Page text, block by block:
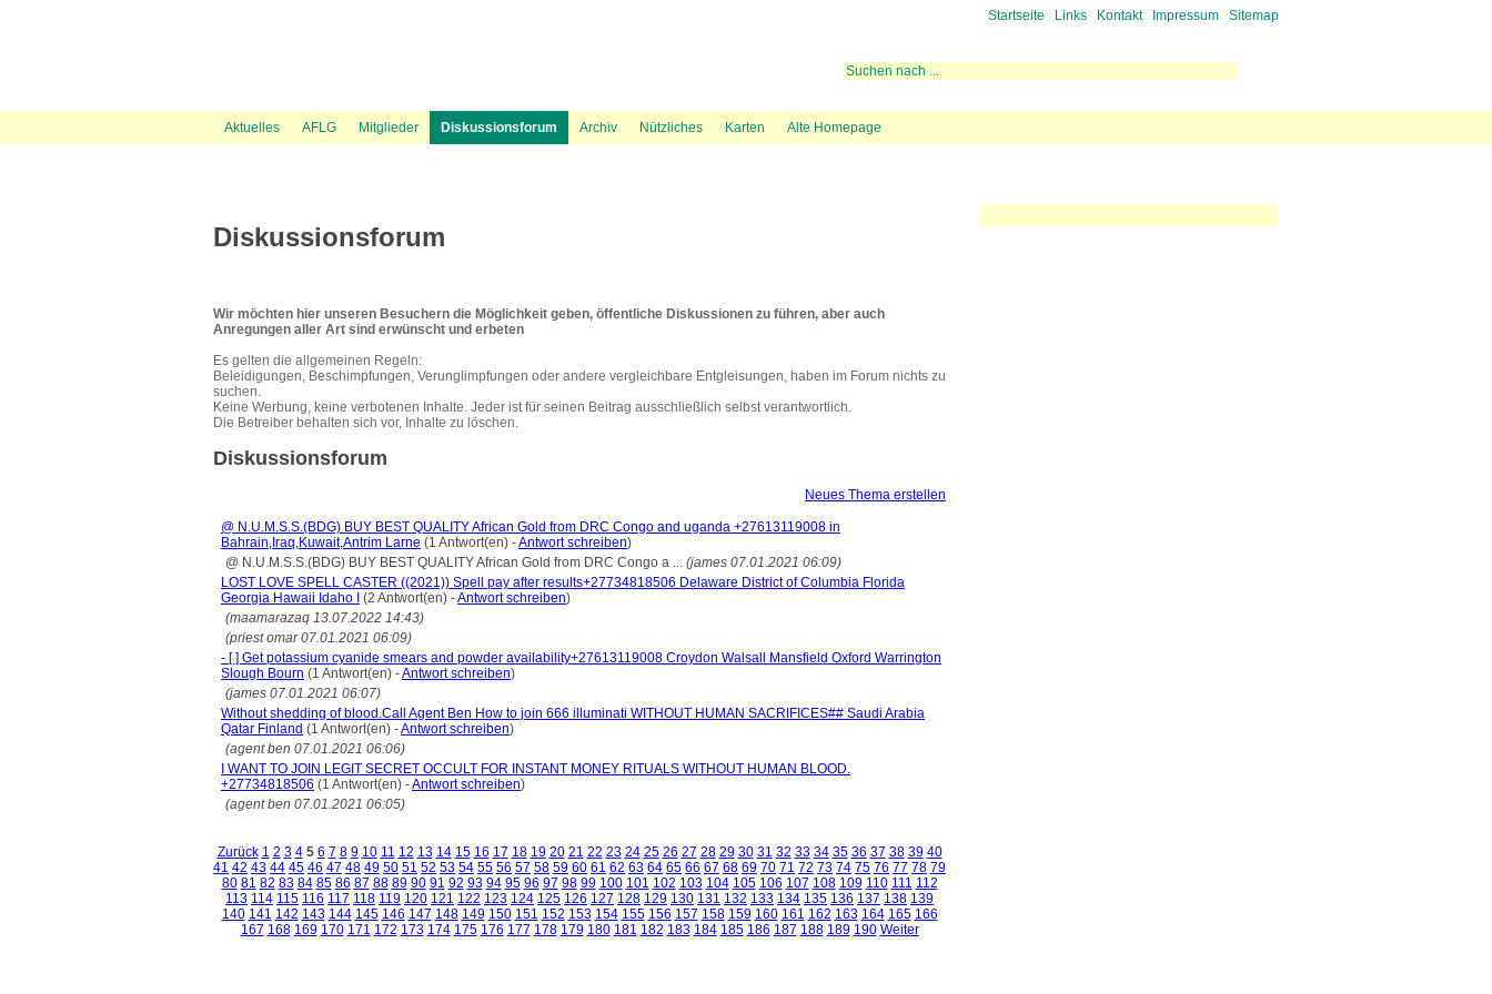
Startseite Links Kontakt| Impressum Sitemap
Aktuelles AFLG Mitglieder Diskussionsforum Archiv Nützliches Karten Alte Homepage
News Ticker UVP Verfahren Laufende rechtliche Aktivitäten
Über uns Information Gästebuch
UVP Unterlagen Amtshaftungsklage Mediation
Politik Presse Recht
Flugspuren Flugwetter Austrowetter Fluglärmmessung des DFLD Hintergrundinformation Beschwerde über Fluglaerm
Flugbeschränkungsgebiet Wien UVE Flugrouten Bevölkerungsdichte und Flugspuren Lärmteppiche Starts
Diskussionsforum
Wir möchten hier unseren Besuchern die Möglichkeit geben, öffentliche Diskussionen zu führen, aber auch
Anregungen aller Art sind erwünscht und erbeten
Es gelten die allgemeinen Regeln:
Beleidigungen, Beschimpfungen, Verunglimpfungen oder andere vergleichbare Entgleisungen, haben im Forum nichts zu
suchen.
Keine Werbung, keine verbotenen Inhalte. Jeder ist für seinen Beitrag ausschließlich selbst verantwortlich.
Die Betreiber behalten sich vor, Inhalte zu löschen.
Diskussionsforum
Neues Thema erstellen
@ N.U.M.S.S.(BDG) BUY BEST QUALITY African Gold from DRC Congo and uganda +27613119008 in
Bahrain,Iraq,Kuwait,Antrim Larne (1 Antwort(en) -Antwort schreiben)
@ N.U.M.S.S.(BDG) BUY BEST QUALITY African Gold from DRC Congo a ... (james 07.01.2021 06:09)
LOST LOVE SPELL CASTER ((2021)) Spell pay after results+27734818506 Delaware District of Columbia Florida
Georgia Hawaii Idaho I
(2 Antwort(en) -Antwort schreiben)
(maamarazaq 13.07.2022 14:43)
(priest omar 07.01.2021 06:09)
- [ ] Get potassium cyanide smears and powder availability+27613119008 Croydon Walsall Mansfield Oxford Warrington
Slough Bourn (1 Antwort(en) -Antwort schreiben)
(james 07.01.2021 06:07)
Without shedding of blood.Call Agent Ben How to join 666 illuminati WITHOUT HUMAN SACRIFICES## Saudi Arabia
Qatar Finland (1 Antwort(en) -Antwort schreiben)
(agent ben 07.01.2021 06:06)
I WANT TO JOIN LEGIT SECRET OCCULT FOR INSTANT MONEY RITUALS WITHOUT HUMAN BLOOD.
+27734818506 (1 Antwort(en) -Antwort schreiben)
(agent ben 07.01.2021 06:05)
Zurück 1 2 3 4 5 6 7 8 9 10 11 12 13 14 15 16 17 18 19 20 21 22 23 24 25 26 27 28 29 30 31 32 33 34 35 36 37 38 39 40
41 42 43 44 45 46 47 48 49 50 51 52 53 54 55 56 57 58 59 60 61 62 63 64 65 66 67 68 69 70 71 72 73 74 75 76 77 78 79
80 81 82 83 84 85 86 87 88 89 90 91 92 93 94 95 96 97 98 99 100 101 102 103 104 105 106 107 108 109 110 111 112
113 114 115 116 117 118 119 120 121 122 123 124 125 126 127 128 129 130 131 132 133 134 135 136 137 138 139
140 141 142 143 144 145 146 147 148 149 150 151 152 153 154 155 156 157 158 159 160 161 162 163 164 165 166
167 168 169 170 171 172 173 174 175 176 177 178 179 180 181 182 183 184 185 186 187 188 189 190 Weiter